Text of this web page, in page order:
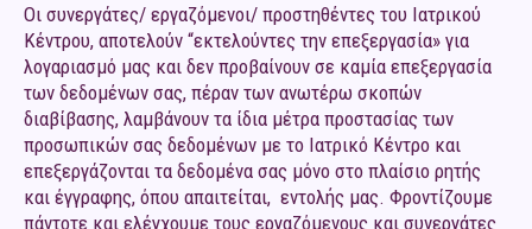
Οι συνεργάτες/ εργαζόμενοι/ προστηθέντες του Ιατρικού
Κέντρου, αποτελούν “εκτελούντες την επεξεργασία» για
λογαριασμό μας και δεν προβαίνουν σε καμία επεξεργασία
των δεδομένων σας, πέραν των ανωτέρω σκοπών
διαβίβασης, λαμβάνουν τα ίδια μέτρα προστασίας των
προσωπικών σας δεδομένων με το Ιατρικό Κέντρο και
επεξεργάζονται τα δεδομένα σας μόνο στο πλαίσιο ρητής
και έγγραφης, όπου απαιτείται, εντολής μας. Φροντίζουμε
πάντοτε και ελέγχουμε τους εργαζόμενους και συνεργάτες